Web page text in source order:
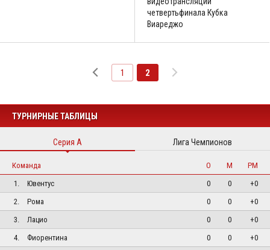
четвертьфинала Кубка
Виареджо
1 2
ТУРНИРНЫЕ ТАБЛИЦЫ
Серия А Лига Чемпионов
Команда О М
РМ
1.
Ювентус 0 0
+0
2.
Рома 0 0
+0
3.
Лацио 0 0
+0
4.
Фиорентина 0 0
+0